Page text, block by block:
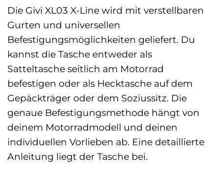
Die Givi XL03 X-Line wird mit verstellbaren
Gurten und universellen
Befestigungsmöglichkeiten geliefert. Du
kannst die Tasche entweder als
Satteltasche seitlich am Motorrad
befestigen oder als Hecktasche auf dem
Gepäckträger oder dem Soziussitz. Die
genaue Befestigungsmethode hängt von
deinem Motorradmodell und deinen
individuellen Vorlieben ab. Eine detaillierte
Anleitung liegt der Tasche bei.